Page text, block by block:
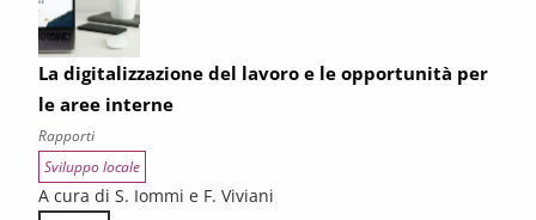
La digitalizzazione del lavoro e le opportunità per
le aree interne
Rapporti
Sviluppo locale
A cura di S. Iommi e F. Viviani